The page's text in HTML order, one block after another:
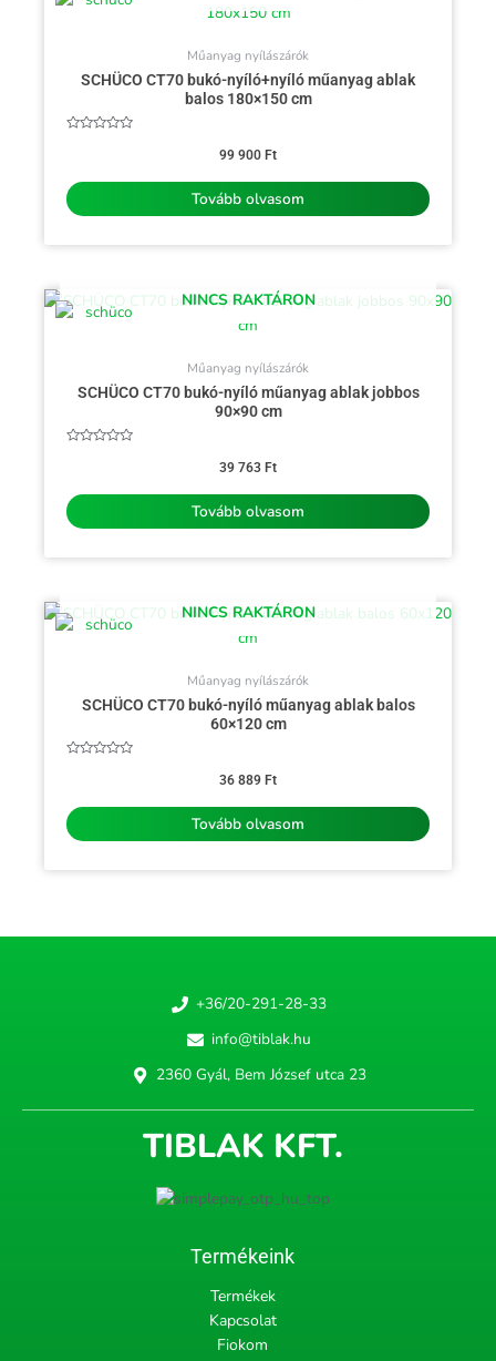
Műanyag nyílászárók
SCHÜCO CT70 bukó-nyíló+nyíló műanyag ablak
balos 180×150 cm
99 900 Ft
Tovább olvasom
NINCS RAKTÁRON
Műanyag nyílászárók
SCHÜCO CT70 bukó-nyíló műanyag ablak jobbos
90×90 cm
39 763 Ft
Tovább olvasom
NINCS RAKTÁRON
Műanyag nyílászárók
SCHÜCO CT70 bukó-nyíló műanyag ablak balos
60×120 cm
36 889 Ft
Tovább olvasom
+36/20-291-28-33
info@tiblak.hu
2360 Gyál, Bem József utca 23
TIBLAK KFT.
Termékeink
Termékek
Kapcsolat
Fiokom